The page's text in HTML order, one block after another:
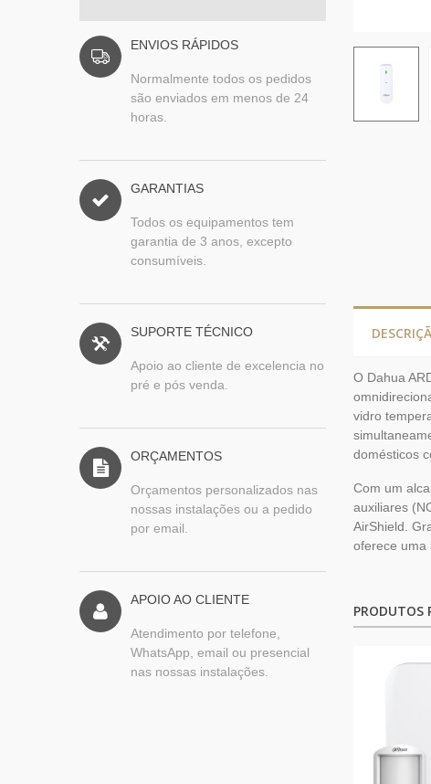
ENVIOS RÁPIDOS
Normalmente todos os pedidos
são enviados em menos de 24
horas.
GARANTIAS
Todos os equipamentos tem
garantia de 3 anos, excepto
consumíveis.
SUPORTE TÉCNICO
Apoio ao cliente de excelencia no
pré e pós venda.
ORÇAMENTOS
Orçamentos personalizados nas
nossas instalações ou a pedido
por email.
APOIO AO CLIENTE
Atendimento por telefone,
WhatsApp, email ou presencial
nas nossas instalações.
O Dahua
vidro
domésticos
Com um
auxiliares
AirShield.
oferece uma
PRODUTOS